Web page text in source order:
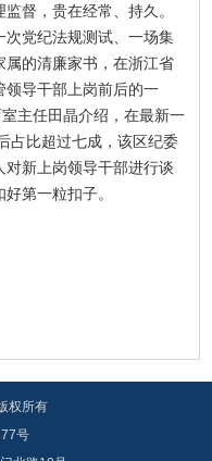
督，贵在经常、持久。
次党纪法规测试、一场集
属的清廉家书，在浙江省
领导干部上岗前后的一
主任田晶介绍，在最新一
占比超过七成，该区纪委
新上岗领导干部进行谈
第一粒扣子。
权所有
号